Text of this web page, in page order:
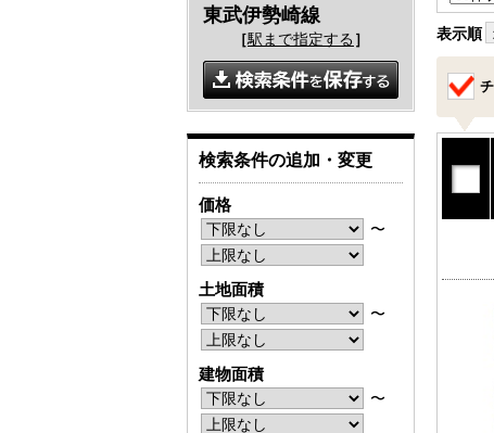
表示順
東武伊勢崎線
［駅まで指定する ］
検索条件の追加・変更
価格
〜
土地面積
〜
建物面積
〜